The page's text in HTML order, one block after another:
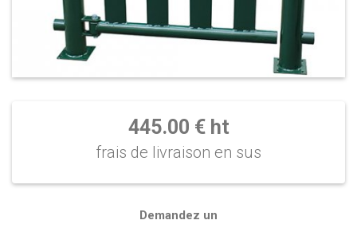
445.00 € ht
frais de livraison en sus
Demandez un